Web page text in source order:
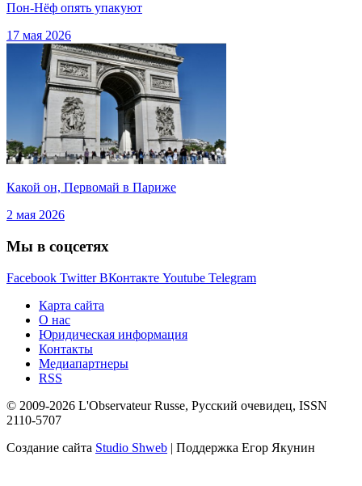
Пон-Нёф опять упакуют
17 мая 2026
Какой он, Первомай в Париже
2 мая 2026
Мы в соцсетях
Facebook Twitter ВКонтакте Youtube Telegram
Карта сайта
О нас
Юридическая информация
Контакты
Медиапартнеры
RSS
© 2009-2026 L'Observateur Russe, Русский очевидец, ISSN
2110-5707
Создание сайта Studio Shweb | Поддержка Егор Якунин